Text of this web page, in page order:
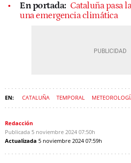
En portada: Cataluña pasa
una emergencia climática
CATALUÑA TEMPORAL
Redacción
Publicada 5 noviembre 2024 07:50h
Actualizada 5 noviembre 2024 07:59h